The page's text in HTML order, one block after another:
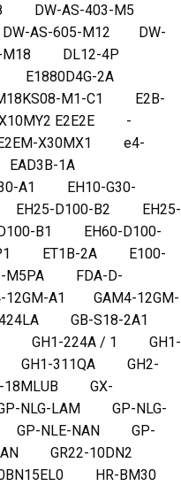
DW-AS-403-M5
AS-605-M12 DW-
M18 DL12-4P
E1880D4G-2A
M1-C1 E2B-
E2E2E -
X30MX1 e4-
1A
A1 EH10-G30-
D100-B2 EH25-
B1 EH60-D100-
ET1B-2A E100-
FDA-D-
A1 GAM4-12GM-
GB-S18-2A1
GH1-224A / 1 GH1-
GH1-311QA GH2-
GX-
LAM GP-NLG-
GP-NLE-NAN GP-
GR22-10DN2
HR-BM30